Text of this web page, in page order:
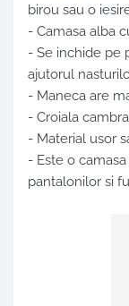
birou sau o
- Camasa alba
- Se inchide pe
ajutorul
- Maneca are
- Croiala
- Material usor
- Este o
pantalonilor si